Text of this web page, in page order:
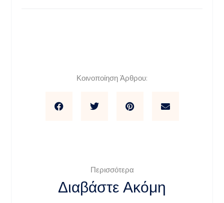
Κοινοποίηση Άρθρου:
Περισσότερα
Διαβάστε Ακόμη